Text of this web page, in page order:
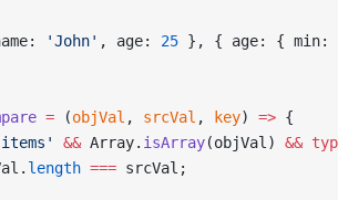
'John' , age: 25 }, { age: { min:
= (objVal , srcVal , key) => {
&& Array. isArray(objVal) &&
length === srcVal;